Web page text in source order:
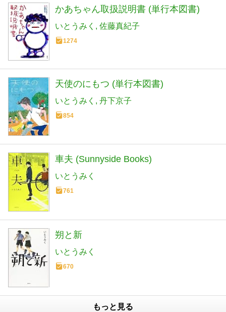
かあちゃん取扱説明書 (単行本図書)
いとうみく 佐藤真紀子
1274
天使のにもつ (単行本図書)
いとうみく 丹下京子
854
車夫 (Sunnyside Books)
いとうみく
761
朔と新
いとうみく
670
もっと見る